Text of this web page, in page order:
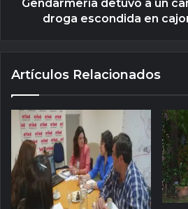
Gendarmería detuvo a un
droga escondida en
Artículos Relacionados